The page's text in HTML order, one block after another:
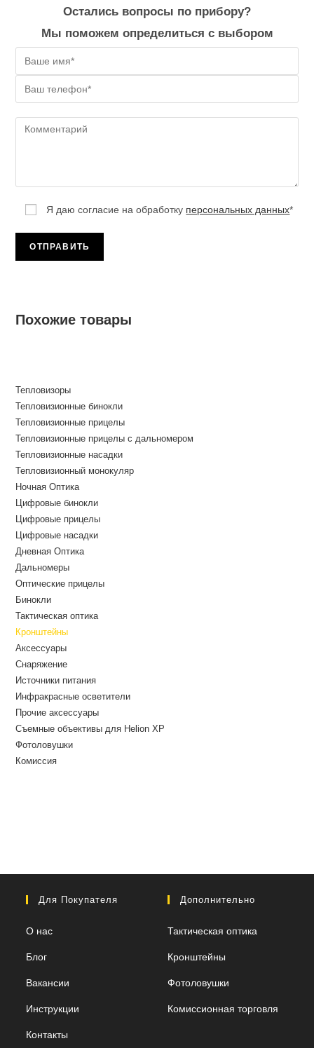
Остались вопросы по прибору?
Мы поможем определиться с выбором
Я даю согласие на обработку персональных данных*
Похожие товары
Тепловизоры
Тепловизионные бинокли
Тепловизионные прицелы
Тепловизионные прицелы с дальномером
Тепловизионные насадки
Тепловизионный монокуляр
Ночная Оптика
Цифровые бинокли
Цифровые прицелы
Цифровые насадки
Дневная Оптика
Дальномеры
Оптические прицелы
Бинокли
Тактическая оптика
Кронштейны
Аксессуары
Снаряжение
Источники питания
Инфракрасные осветители
Прочие аксессуары
Съемные объективы для Helion XP
Фотоловушки
Комиссия
Для Покупателя
О нас
Блог
Вакансии
Инструкции
Контакты
Дополнительно
Тактическая оптика
Кронштейны
Фотоловушки
Комиссионная торговля